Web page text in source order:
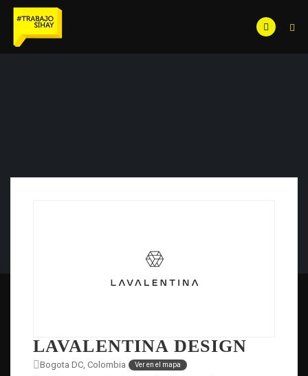
LAVALENTINA DESIGN
Bogota DC, Colombia Ver en el mapa